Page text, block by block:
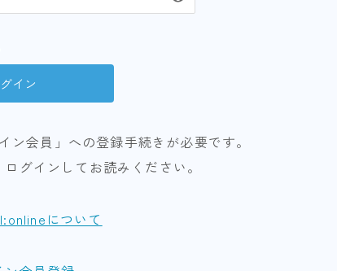
ン会員」への登録手続きが必要です。
グインしてお読みください。
について